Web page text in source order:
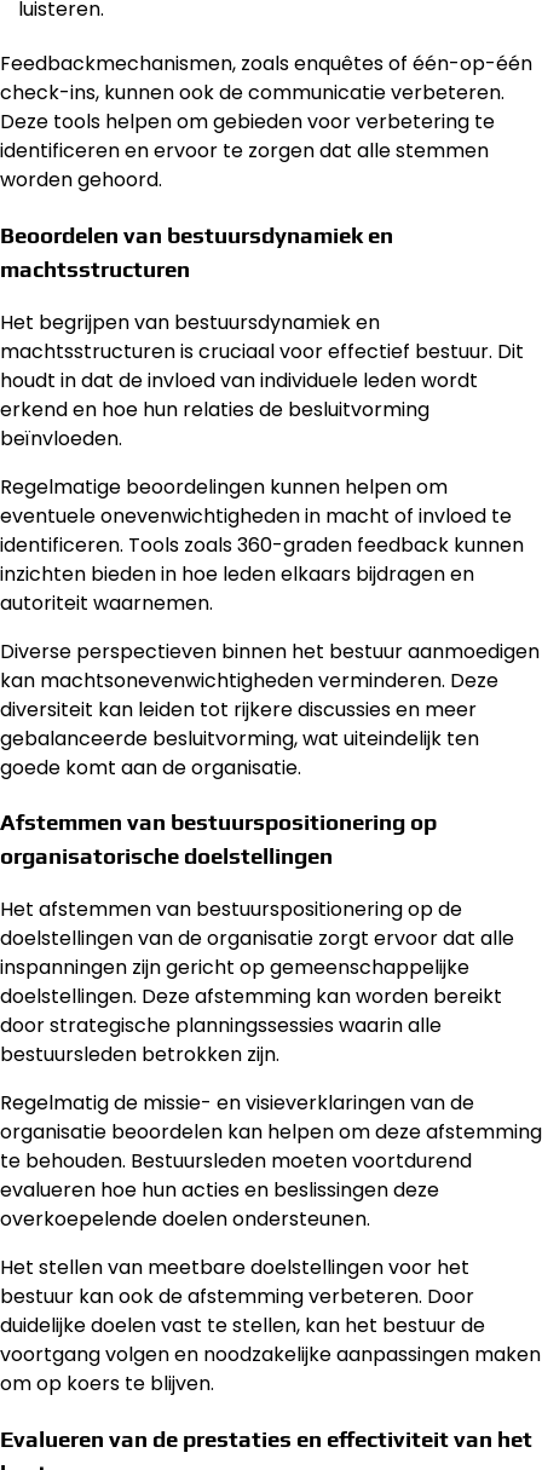
luisteren.
Feedbackmechanismen, zoals enquêtes of één-op-één
check-ins, kunnen ook de communicatie verbeteren.
Deze tools helpen om gebieden voor verbetering te
identificeren en ervoor te zorgen dat alle stemmen
worden gehoord.
Beoordelen van bestuursdynamiek en
machtsstructuren
Het begrijpen van bestuursdynamiek en
machtsstructuren is cruciaal voor effectief bestuur. Dit
houdt in dat de invloed van individuele leden wordt
erkend en hoe hun relaties de besluitvorming
beïnvloeden.
Regelmatige beoordelingen kunnen helpen om
eventuele onevenwichtigheden in macht of invloed te
identificeren. Tools zoals 360-graden feedback kunnen
inzichten bieden in hoe leden elkaars bijdragen en
autoriteit waarnemen.
Diverse perspectieven binnen het bestuur aanmoedigen
kan machtsonevenwichtigheden verminderen. Deze
diversiteit kan leiden tot rijkere discussies en meer
gebalanceerde besluitvorming, wat uiteindelijk ten
goede komt aan de organisatie.
Afstemmen van bestuurspositionering op
organisatorische doelstellingen
Het afstemmen van bestuurspositionering op de
doelstellingen van de organisatie zorgt ervoor dat alle
inspanningen zijn gericht op gemeenschappelijke
doelstellingen. Deze afstemming kan worden bereikt
door strategische planningssessies waarin alle
bestuursleden betrokken zijn.
Regelmatig de missie- en visieverklaringen van de
organisatie beoordelen kan helpen om deze afstemming
te behouden. Bestuursleden moeten voortdurend
evalueren hoe hun acties en beslissingen deze
overkoepelende doelen ondersteunen.
Het stellen van meetbare doelstellingen voor het
bestuur kan ook de afstemming verbeteren. Door
duidelijke doelen vast te stellen, kan het bestuur de
voortgang volgen en noodzakelijke aanpassingen maken
om op koers te blijven.
Evalueren van de prestaties en effectiviteit van het